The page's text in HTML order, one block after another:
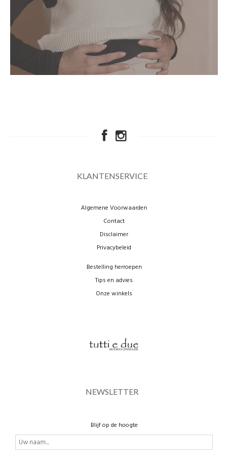
KLANTENSERVICE
Algemene Voorwaarden
Contact
Disclaimer
Privacybeleid
Bestelling herroepen
Tips en advies
Onze winkels
NEWSLETTER
Blijf op de hoogte